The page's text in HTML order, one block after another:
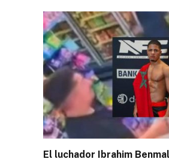
El luchador Ibrahim